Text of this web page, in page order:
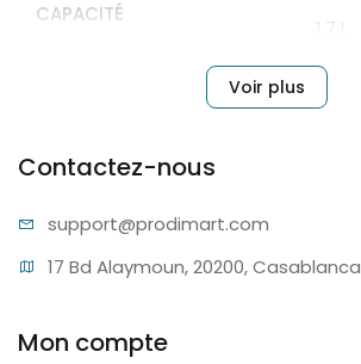
CAPACITÉ
1.7 L
Voir plus
Contactez-nous
support@prodimart.com
17 Bd Alaymoun, 20200, Casablanca
Mon compte